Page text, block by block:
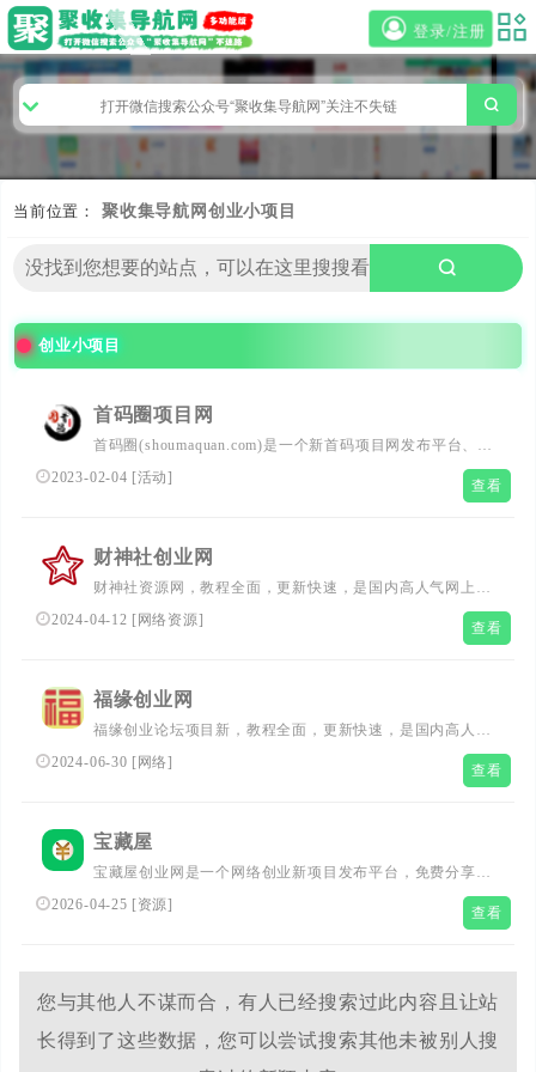
登录/注册
当前位置： 聚收集导航网 创业小项目
创业小项目
首码圈项目网
首码圈(shoumaquan.com)是一个新首码项目网发布平台、免
费分享最新的网络创业商机,网上创业小项目,一手的薅羊毛
2023-02-04 [活动] 查看
财神社创业网
财神社资源网，教程全面，更新快速，是国内高人气网上创
业培训网站，不论老手还是小白，在这都能找到合适的热门
2024-04-12 [ 网络资源] 查看
福缘创业网
福缘创业论坛项目新，教程全面，更新快速，是国内高人气
网上创业培训网站，不论老手还是小白，在这都能找到合适
2024-06-30 [ 网络] 查看
宝藏屋
宝藏屋创业网是一个网络创业新项目发布平台，免费分享网
络副业项目、电商课程、软件工具、知识付费VIP创业课
程、AI创业教程与工具等，帮助大家获取最新创业项目信
价值的分享平台
2026-04-25 [资源] 查看
您与其他人不谋而合，有人已经搜索过此内容且让站
长得到了这些数据，您可以尝试搜索其他未被别人搜